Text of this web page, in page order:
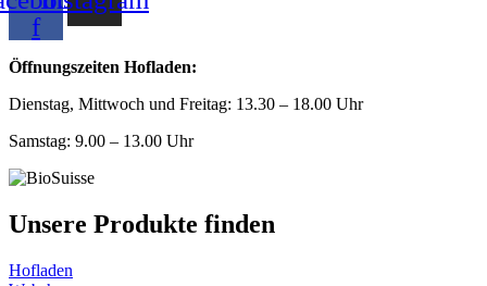
f
Öffnungszeiten Hofladen:
Dienstag, Mittwoch und Freitag: 13.30 – 18.00 Uhr
Samstag: 9.00 – 13.00 Uhr
Unsere Produkte finden
Hofladen